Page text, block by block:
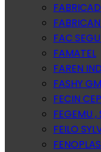
FAC
FAMATEL
FAREN
FASHY
FECIN
FEGEMU ,
FEILO